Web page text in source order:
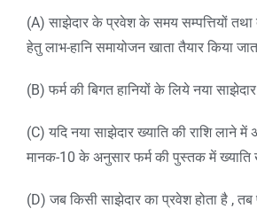
(A) साझेदार के प्रवेश के समय सम्पत्तियों तथा
हेतु लाभ-हानि समायोजन खाता तैयार किया
(B) फर्म की बिगत हानियों के लिये नया साझेदार
(C) यदि नया साझेदार ख्याति की राशि लाने
मानक-10 के अनुसार फर्म की पुस्तक में ख्याति
(D) जब किसी साझेदार का प्रवेश होता है , तब